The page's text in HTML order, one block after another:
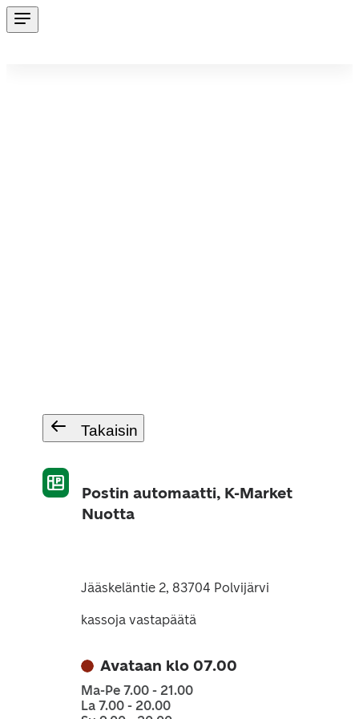
Takaisin
Postin automaatti, K-Market
Nuotta
Jääskeläntie 2, 83704 Polvijärvi
kassoja vastapäätä
Avataan klo 07.00
Ma-Pe 7.00 - 21.00
La 7.00 - 20.00